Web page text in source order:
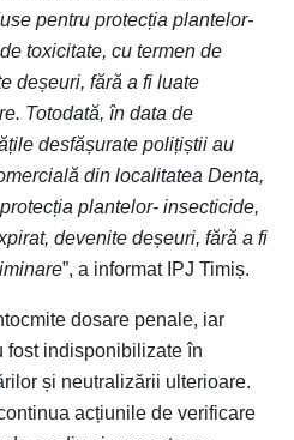
pentru protecția plantelor-
toxicitate, cu termen de
deșeuri, fără a fi luate
Totodată, în data de
desfășurate polițiștii au
din localitatea Denta,
plantelor- insecticide,
devenite deșeuri, fără a fi
”, a informat IPJ Timiș.
dosare penale, iar
fost indisponibilizate în
și neutralizării ulterioare.
acțiunile de verificare